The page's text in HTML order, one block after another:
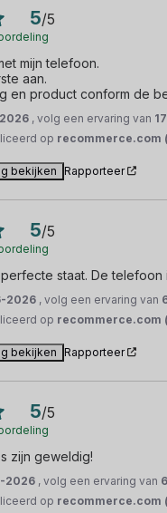
5/5
mijn telefoon.
aan.
en product conform de
, volg een ervaring van
op recommerce.com
bekijken Rapporteer
5/5
staat. De
2026 , volg een ervaring van
op recommerce.com
bekijken Rapporteer
5/5
zijn geweldig!
2026 , volg een ervaring van
op recommerce.com